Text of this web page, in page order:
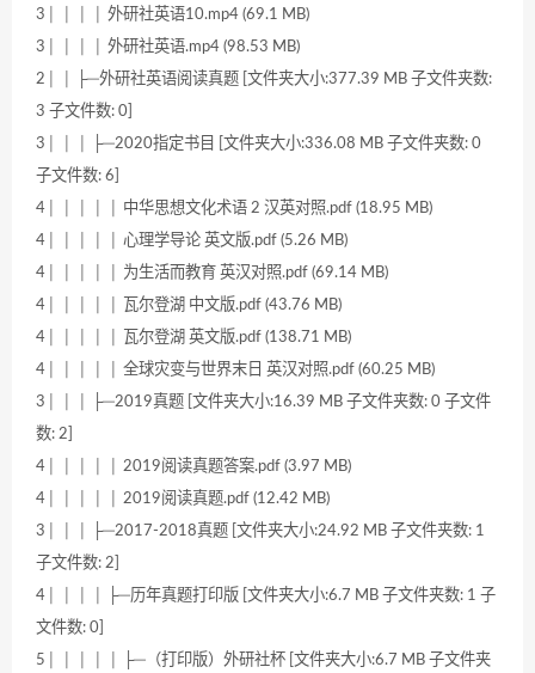
3│ │ │ │ 外研社英语10.mp4 (69.1 MB)
3│ │ │ │ 外研社英语.mp4 (98.53 MB)
2│ │ ├─外研社英语阅读真题 [文件夹大小:377.39 MB 子文件夹数:
3 子文件数: 0]
3│ │ │ ├─2020指定书目 [文件夹大小:336.08 MB 子文件夹数: 0
子文件数: 6]
4│ │ │ │ │ 中华思想文化术语 2 汉英对照.pdf (18.95 MB)
4│ │ │ │ │ 心理学导论 英文版.pdf (5.26 MB)
4│ │ │ │ │ 为生活而教育 英汉对照.pdf (69.14 MB)
4│ │ │ │ │ 瓦尔登湖 中文版.pdf (43.76 MB)
4│ │ │ │ │ 瓦尔登湖 英文版.pdf (138.71 MB)
4│ │ │ │ │ 全球灾变与世界末日 英汉对照.pdf (60.25 MB)
3│ │ │ ├─2019真题 [文件夹大小:16.39 MB 子文件夹数: 0 子文件
数: 2]
4│ │ │ │ │ 2019阅读真题答案.pdf (3.97 MB)
4│ │ │ │ │ 2019阅读真题.pdf (12.42 MB)
3│ │ │ ├─2017-2018真题 [文件夹大小:24.92 MB 子文件夹数: 1
子文件数: 2]
4│ │ │ │ ├─历年真题打印版 [文件夹大小:6.7 MB 子文件夹数: 1 子
文件数: 0]
5│ │ │ │ │ ├─（打印版）外研社杯 [文件夹大小:6.7 MB 子文件夹